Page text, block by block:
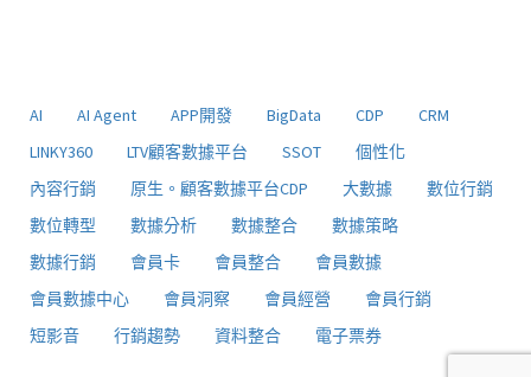
AI AI Agent APP開發 BigData CDP
CRM
LINKY360
LTV顧客數據平台 SSOT
個性化
內容行銷
原生。顧客數據平台CDP 大數據
數位行銷
數位轉型
數據分析 數據整合
數據策略
數據行銷
會員卡 會員整合
會員數據
會員數據中心
會員洞察 會員經營
會員行銷
短影音
行銷趨勢 資料整合 電子票券